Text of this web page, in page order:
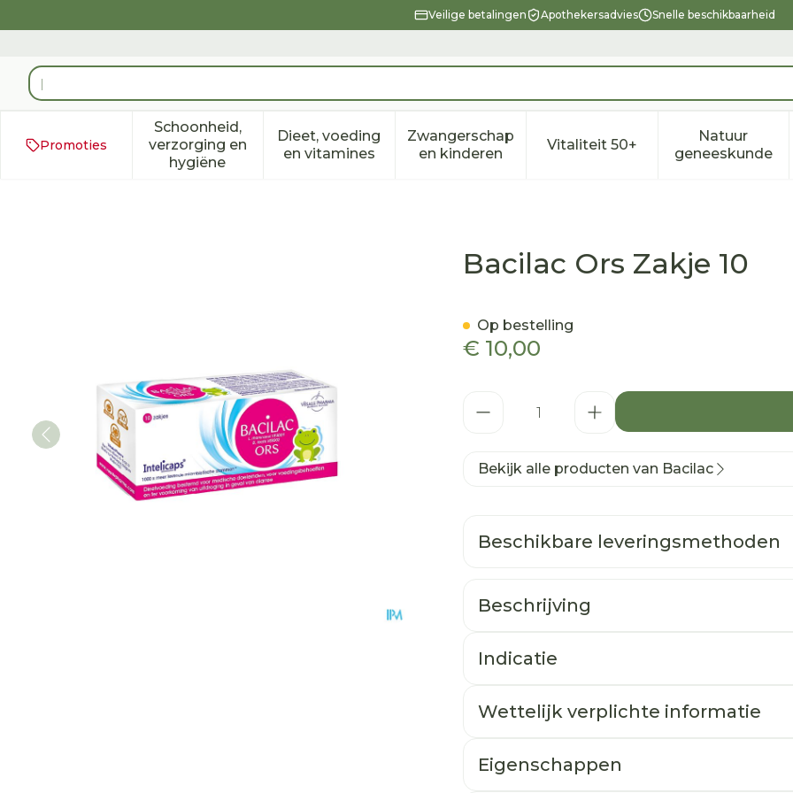
Veilige betalingen Apothekersadvies Snelle beschikbaarheid
Product, merk, categorie...
Promoties
Schoonheid,
verzorging en
hygiëne
Toon submenu voor Schoonheid, verzorging en hygiëne categorie
Dieet, voeding
en vitaminesToon submenu voor Dieet, voeding en vitamines categorie
Zwangerschap
en kinderenToon submenu voor Zwangerschap en
Vitaliteit 50+Toon submenu voor
Natuur
geneeskunde
Toon
Bacilac Ors Zakje 10
€ 10,00
Op bestelling
Bekijk alle producten van Bacilac
Beschikbare leveringsmethoden
Beschrijving
Indicatie
Wettelijk verplichte informatie
Eigenschappen